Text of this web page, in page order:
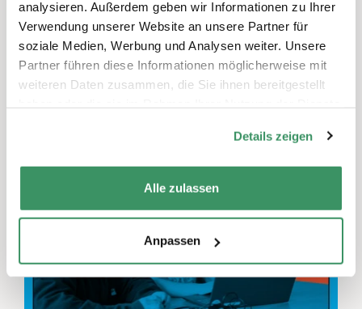
analysieren. Außerdem geben wir Informationen zu Ihrer
Verwendung unserer Website an unsere Partner für
soziale Medien, Werbung und Analysen weiter. Unsere
Partner führen diese Informationen möglicherweise mit
weiteren Daten zusammen, die Sie ihnen bereitgestellt
Details zeigen
Alle zulassen
Anpassen
Marcel Ziegler